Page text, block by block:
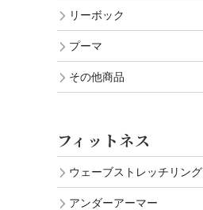
リーボック
プーマ
その他商品
フィットネス
ウェーブストレッチリング
アンダーアーマー